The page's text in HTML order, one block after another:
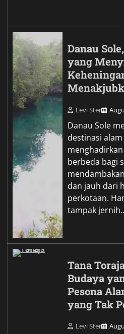
Danau
yang
Levi Ster
Danau Sole
destinasi
berbeda bagi
dan jauh dari
perkotaan.
tampak
Tana
Budaya
Pesona
yang Tak
Levi Ster